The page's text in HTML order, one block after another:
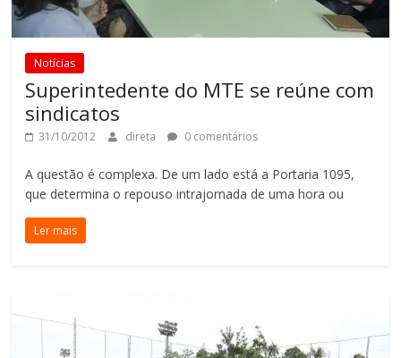
Notícias
Superintedente do MTE se reúne com
sindicatos
31/10/2012 direta 0 comentários
A questão é complexa. De um lado está a Portaria 1095,
que determina o repouso intrajornada de uma hora ou
Ler mais